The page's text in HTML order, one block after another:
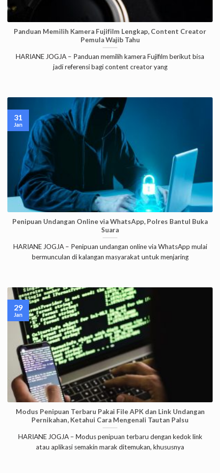
Panduan Memilih Kamera Fujifilm Lengkap, Content Creator
Pemula Wajib Tahu
HARIANE JOGJA – Panduan memilih kamera Fujifilm berikut bisa
jadi referensi bagi content creator yang
Penipuan Undangan Online via WhatsApp, Polres Bantul Buka
Suara
HARIANE JOGJA – Penipuan undangan online via WhatsApp mulai
bermunculan di kalangan masyarakat untuk menjaring
31
Jan
Modus Penipuan Terbaru Pakai File APK dan Link Undangan
Pernikahan, Ketahui Cara Mengenali Tautan Palsu
HARIANE JOGJA – Modus penipuan terbaru dengan kedok link
atau aplikasi semakin marak ditemukan, khususnya
29
Jan